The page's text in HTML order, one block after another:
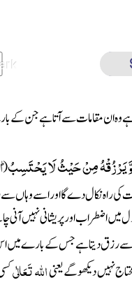
وہ ان مقامات سے آتا ہے جن کے
یَرْزُقْهُ مِنْ حَیْثُ لَا یَحْتَسِبُؕ(
راہ نکال دے گا اور اسے وہاں
اضطراب اور پریشانی نہیں آنی
رزق دیتا ہے جس کے بارے میں اس
نہیں دیکھو گے یعنیاللہتَعَالٰی